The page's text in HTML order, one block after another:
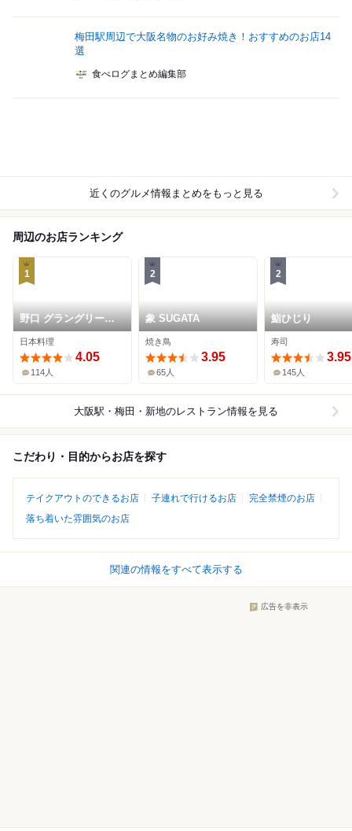
梅田駅周辺で大阪名物のお好み焼き！おすすめのお店14
選
食べログまとめ編集部
近くのグルメ情報まとめをもっと見る
周辺のお店ランキング
1
野口 グラングリーン
大阪
日本料理
4.05
114人
2
象 SUGATA
焼き鳥
3.95
65人
2
鮨ひじり
寿司
3.95
145人
大阪駅・梅田・新地のレストラン情報を見る
こだわり・目的からお店を探す
テイクアウトのできるお店 子連れで行けるお店
完全禁煙のお店
落ち着いた雰囲気のお店
関連の情報をすべて表示する
広告を非表示